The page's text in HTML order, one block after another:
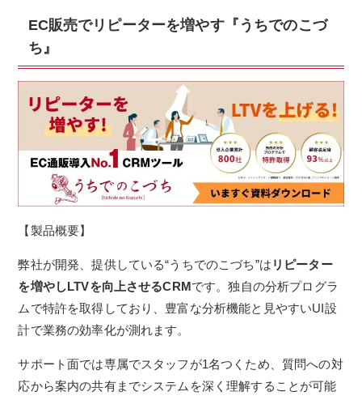
EC販売でリピーターを増やす『うちでのこづ
ち』
【製品概要】
弊社が開発、提供している“うちでのこづち”は リピーター
を増やしLTVを向上させるCRMです。独自の分析プログラ
ムで特許を取得しており、豊富な分析機能と見やすいUI設
計で業務の効率化が測れます。
サポート面では専属でスタッフが1名つくため、質問への対
応から案内の共有までシステムを深く理解することが可能